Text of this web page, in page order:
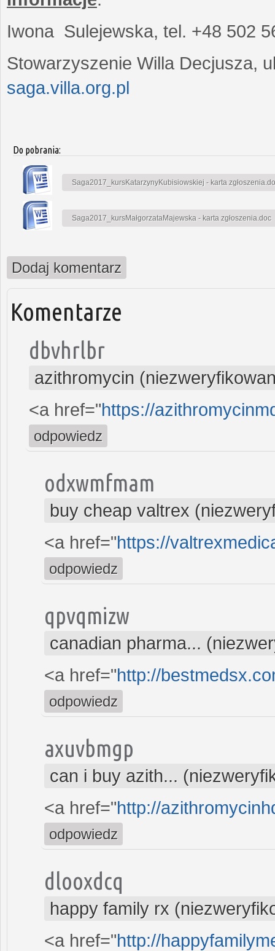
Iwona Sulejewska, tel. +48 502
Stowarzyszenie Willa Decjusza,
saga.villa.org.pl
Do pobrania:
Saga2017_kursKatarzynyKubisiowskiej - karta
Saga2017_kursMałgorzataMajewska - karta zgłoszenia.doc
Dodaj komentarz
Komentarze
dbvhrlbr
azithromycin
<a href="https://
odpowiedz
odxwmfmam
buy cheap valtrex
<a href="https://
odpowiedz
qpvqmizw
canadian pharma...
<a href="http://
odpowiedz
axuvbmgp
can i buy azith...
<a href="http://
odpowiedz
dlooxdcq
happy family rx
<a href="http://